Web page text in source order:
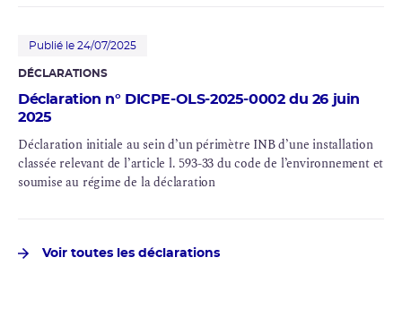
Publié le 24/07/2025
DÉCLARATIONS
Déclaration n° DICPE-OLS-2025-0002 du 26 juin
2025
Déclaration initiale au sein d’un périmètre INB d’une installation
classée relevant de l’article l. 593-33 du code de l’environnement et
soumise au régime de la déclaration
Voir toutes les déclarations